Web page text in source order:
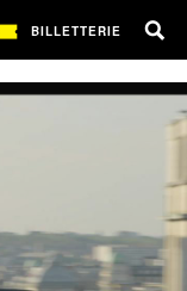
BILLETTERIE